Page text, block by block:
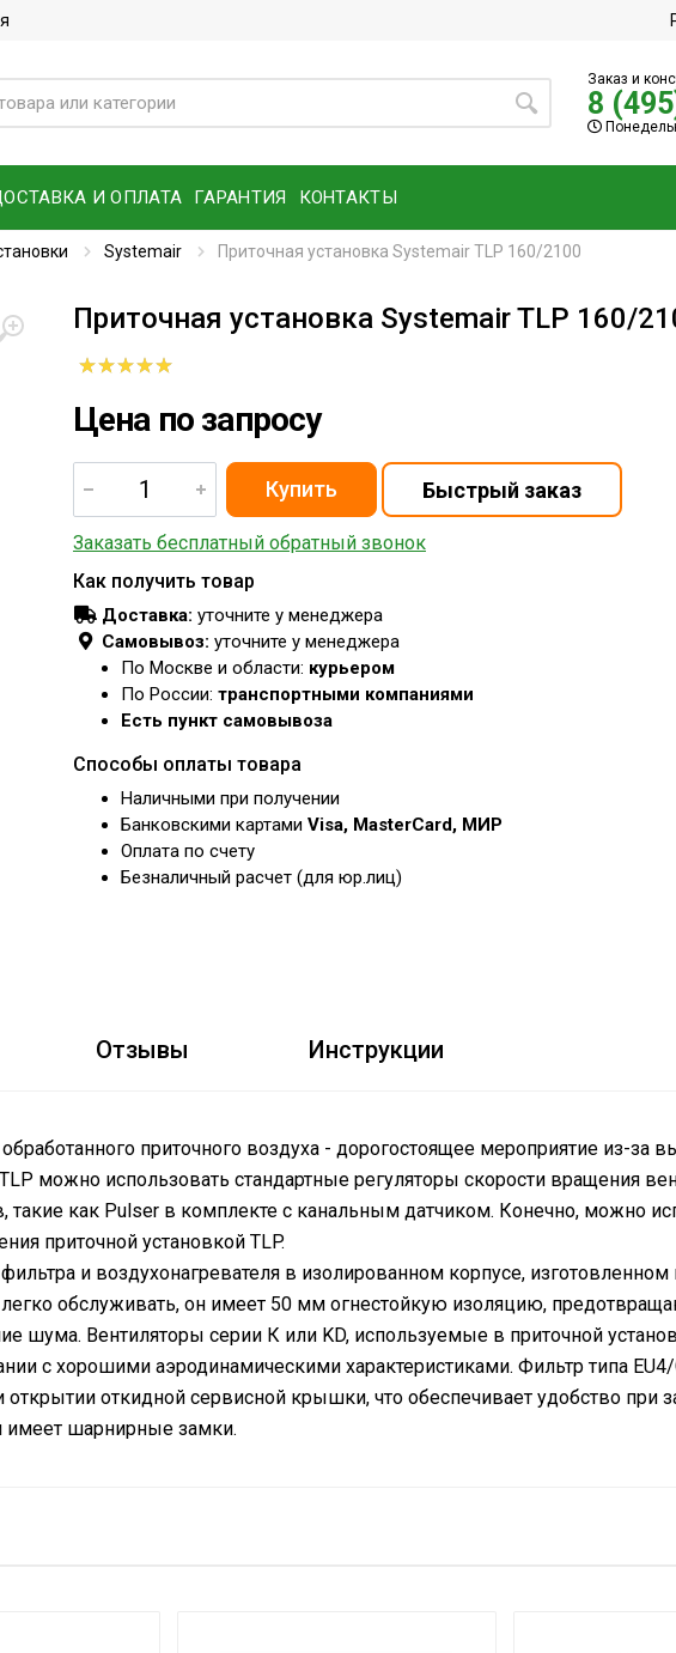
Заказ и
8
И ОПЛАТА ГАРАНТИЯ КОНТАКТЫ
Systemair Приточная установка Systemair TLP 160/2100
Приточная установка Systemair TLP 160/
Цена по запросу
Заказать бесплатный обратный звонок
Как получить товар
Доставка: уточните у менеджера
Самовывоз: уточните у менеджера
По Москве и области: курьером
По России: транспортными компаниями
Есть пункт самовывоза
Способы оплаты товара
Наличными при получении
Банковскими картами Visa, MasterCard, МИР
Оплата по счету
Безналичный расчет (для юр.лиц)
Отзывы Инструкции
приточного воздуха - дорогостоящее мероприятие из-за
можно использовать стандартные регуляторы скорости вращения
как Pulser в комплекте с канальным датчиком. Конечно, можно
приточной установкой TLP.
и воздухонагревателя в изолированном корпусе, изготовленном
легко обслуживать, он имеет 50 мм огнестойкую изоляцию,
шума. Вентиляторы серии К или KD, используемые в приточной
с хорошими аэродинамическими характеристиками. Фильтр типа
откидной сервисной крышки, что обеспечивает удобство при
имеет шарнирные замки.